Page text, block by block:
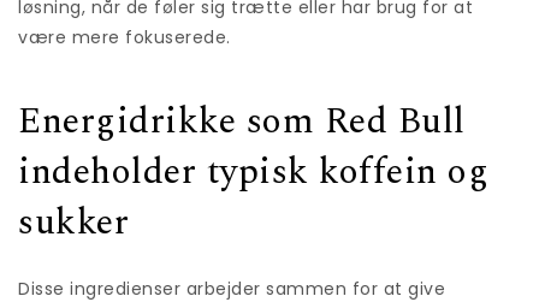
løsning, når de føler sig trætte eller har brug for at
være mere fokuserede.
Energidrikke som Red Bull
indeholder typisk koffein og
sukker
Disse ingredienser arbejder sammen for at give